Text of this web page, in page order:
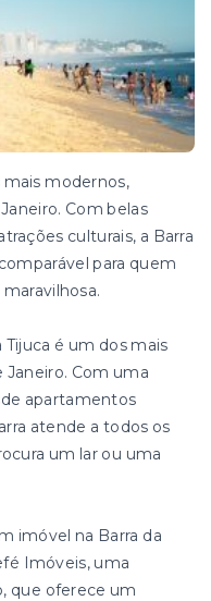
mais modernos,
Com belas
culturais, a Barra
para quem
é um dos mais
Janeiro. Com uma
apartamentos
atende a todos os
um lar ou uma
imóvel na Barra da
Imóveis, uma
que oferece um